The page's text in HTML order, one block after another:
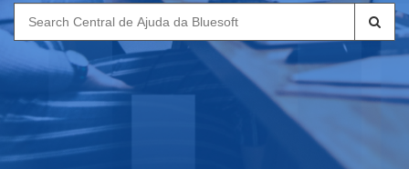
Search
for: